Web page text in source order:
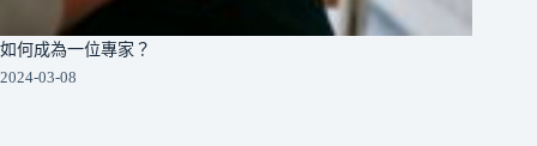
如何成為一位專家？
2024-03-08